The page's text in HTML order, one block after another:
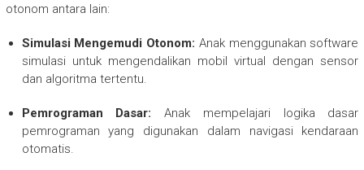
otonom antara lain:
Simulasi Mengemudi Otonom: Anak menggunakan software
simulasi untuk mengendalikan mobil virtual dengan sensor
dan algoritma tertentu.
Pemrograman Dasar: Anak mempelajari logika dasar
pemrograman yang digunakan dalam navigasi kendaraan
otomatis.